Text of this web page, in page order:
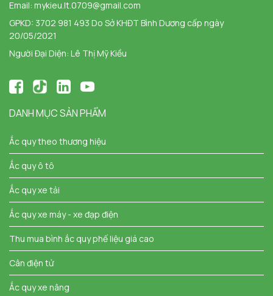
Email: mykieu.lt.0709@gmail.com
GPKD: 3702 981 493 Do Sở KHĐT Bình Dương cấp ngày
20/05/2021
Người Đại Diện: Lê Thị Mỹ Kiều
DANH MỤC SẢN PHẨM
Ắc quy theo thương hiệu
Ắc quy ô tô
Ắc quy xe tải
Ắc quy xe máy - xe đạp điện
Thu mua bình ắc quy phế liệu giá cao
Cân điện tử
Ắc quy xe nâng